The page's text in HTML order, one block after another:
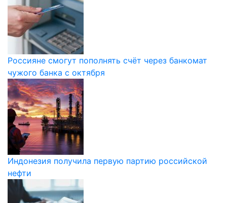
Россияне смогут пополнять счёт через банкомат
чужого банка с октября
Индонезия получила первую партию российской
нефти